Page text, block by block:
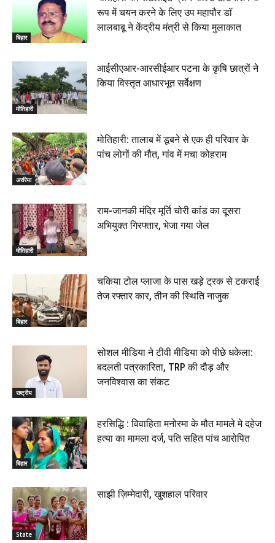
बिहार
रूप में चयन करने के लिए उप महापौर डॉ
लालबाबू ने केंद्रीय मंत्री से किया मुलाकात
मोतिहारी
आईसीएआर-आरसीईआर पटना के कृषि छात्रों ने
किया विस्तृत आधारभूत सर्वेक्षण
अररिया
मोतिहारी: तालाब में डूबने से एक ही परिवार के
पांच लोगों की मौत, गांव में मचा कोहराम
मोतिहारी
राम-जानकी मंदिर मूर्ति चोरी कांड का दूसरा
अभियुक्त गिरफ्तार, भेजा गया जेल
बिहार
चकिया टोल प्लाजा के पास खड़े ट्रक से टकराई
तेज रफ्तार कार, तीन की स्थिति नाजुक
राष्ट्रीय
सोशल मीडिया ने टीवी मीडिया को पीछे धकेला:
बदलती पत्रकारिता, TRP की दौड़ और
जनविश्वास का संकट
बिहार
हरसिद्धि : विवाहिता मनोरमा के मौत मामले मे दहेज
हत्या का मामला दर्ज, पति सहित पांच आरोपित
State
साझी ज़िम्मेदारी, खुशहाल परिवार